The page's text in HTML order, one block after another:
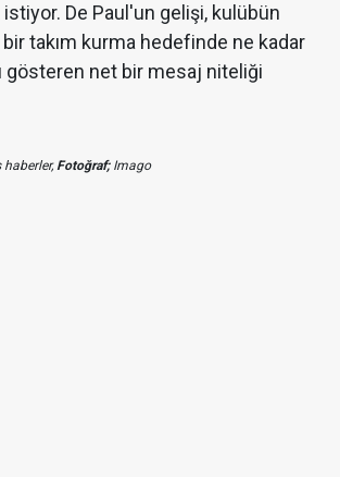
De Paul'un gelişi, kulübün
takım kurma hedefinde ne kadar
gösteren net bir mesaj niteliği
haberler,Fotoğraf;Imago